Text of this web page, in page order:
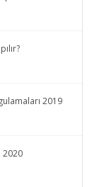
2019
2020